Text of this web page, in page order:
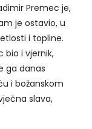
Premec je,
je ostavio, u
i topline.
bio i vjernik,
ga danas
i božanskom
slava,